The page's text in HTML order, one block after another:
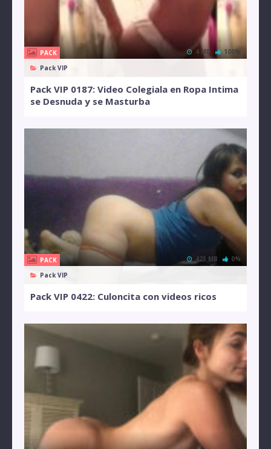
PACK
Pack VIP
4 MB 100%
Pack VIP 0187: Video Colegiala en Ropa Intima
se Desnuda y se Masturba
PACK
Pack VIP
423 MB 0%
Pack VIP 0422: Culoncita con videos ricos